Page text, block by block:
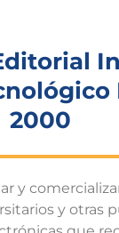
2000
y
y otras